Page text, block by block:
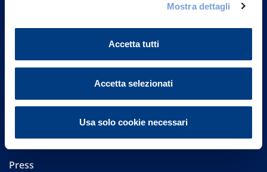
Mostra dettagli
Accetta tutti
Accetta selezionati
Usa solo cookie necessari
Sostenibilità
Performances
Press